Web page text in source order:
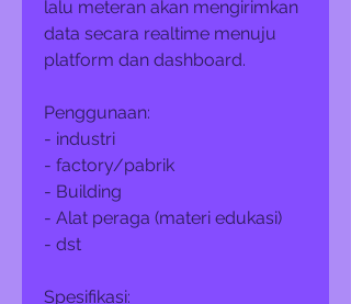
lalu meteran akan mengirimkan
data secara realtime menuju
platform dan dashboard.
Penggunaan:
- industri
- factory/pabrik
- Building
- Alat peraga (materi edukasi)
- dst
Spesifikasi: